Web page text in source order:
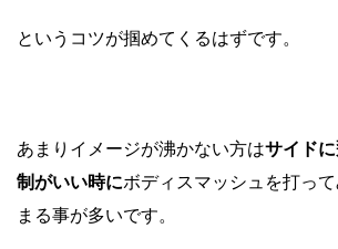
というコツが掴めてくるはずです。
あまりイメージが沸かない方はサイド
制がいい時にボディスマッシュを打っ
まる事が多いです。